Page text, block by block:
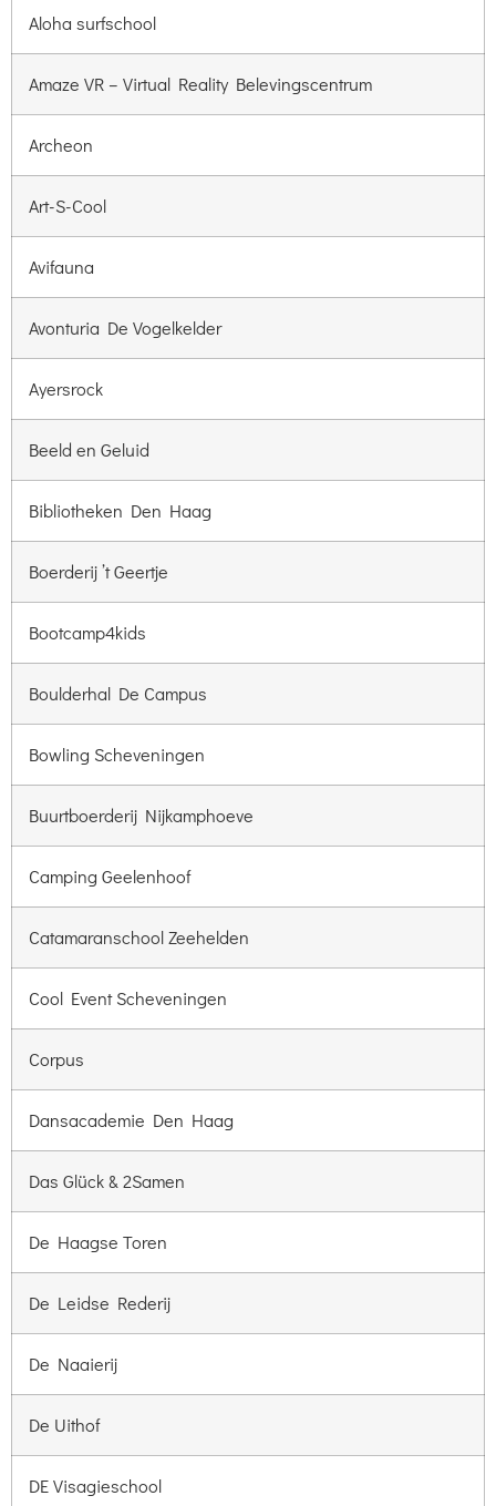
Aloha surfschool
Amaze VR – Virtual Reality Belevingscentrum
Archeon
Art-S-Cool
Avifauna
Avonturia De Vogelkelder
Ayersrock
Beeld en Geluid
Bibliotheken Den Haag
Boerderij ’t Geertje
Bootcamp4kids
Boulderhal De Campus
Bowling Scheveningen
Buurtboerderij Nijkamphoeve
Camping Geelenhoof
Catamaranschool Zeehelden
Cool Event Scheveningen
Corpus
Dansacademie Den Haag
Das Glück & 2Samen
De Haagse Toren
De Leidse Rederij
De Naaierij
De Uithof
DE Visagieschool